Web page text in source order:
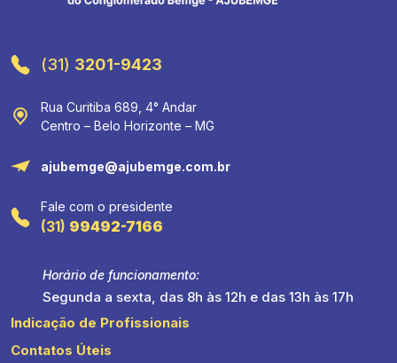
(31) 3201-9423
Rua Curitiba 689, 4° Andar
Centro – Belo Horizonte – MG
ajubemge@ajubemge.com.br
Fale com o presidente
(31) 99492-7166
Horário de funcionamento:
Segunda a sexta, das 8h às 12h e das 13h às 17h
Indicação de Profissionais
Contatos Úteis